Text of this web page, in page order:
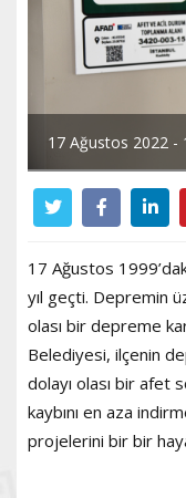
17 Ağustos 2022 -
17 Ağustos
yıl geçti. Depremin
olası bir depreme
Belediyesi, ilçenin
dolayı olası bir afet
kaybını en aza
projelerini bir bir